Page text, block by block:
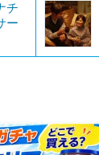
チ
ー